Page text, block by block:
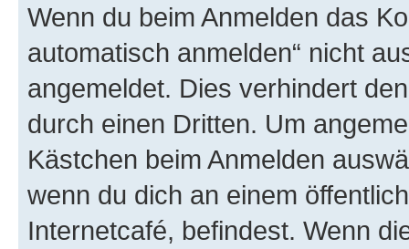
Wenn du beim Anmelden das
automatisch anmelden“ nicht
angemeldet. Dies verhindert
durch einen Dritten. Um
Kästchen beim Anmelden
wenn du dich an einem
Internetcafé, befindest. Wenn